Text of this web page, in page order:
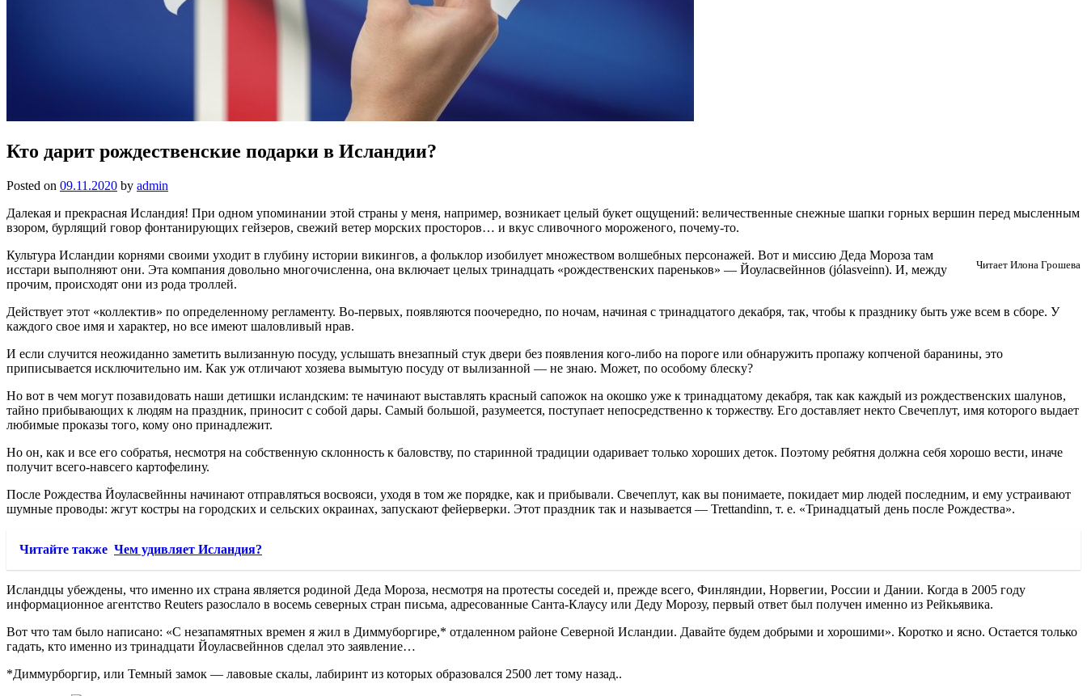
Кто дарит рождественские подарки в Исландии?
Posted on 09.11.2020 by admin
Далекая и прекрасная Исландия! При одном упоминании этой страны у меня, например, возникает целый букет ощущений: величественные снежные шапки горных вершин перед мысленным
взором, бурлящий говор фонтанирующих гейзеров, свежий ветер морских просторов… и вкус сливочного мороженого, почему-то.
Читает Илона Грошева
Культура Исландии корнями своими уходит в глубину истории викингов, а фольклор изобилует множеством волшебных персонажей. Вот и миссию Деда Мороза там
исстари выполняют они. Эта компания довольно многочисленна, она включает целых тринадцать «рождественских пареньков» — Йоуласвейннов (jólasveinn). И, между
прочим, происходят они из рода троллей.
Действует этот «коллектив» по определенному регламенту. Во-первых, появляются поочередно, по ночам, начиная с тринадцатого декабря, так, чтобы к празднику быть уже всем в сборе. У
каждого свое имя и характер, но все имеют шаловливый нрав.
И если случится неожиданно заметить вылизанную посуду, услышать внезапный стук двери без появления кого-либо на пороге или обнаружить пропажу копченой баранины, это
приписывается исключительно им. Как уж отличают хозяева вымытую посуду от вылизанной — не знаю. Может, по особому блеску?
Но вот в чем могут позавидовать наши детишки исландским: те начинают выставлять красный сапожок на окошко уже к тринадцатому декабря, так как каждый из рождественских шалунов,
тайно прибывающих к людям на праздник, приносит с собой дары. Самый большой, разумеется, поступает непосредственно к торжеству. Его доставляет некто Свечеплут, имя которого выдает
любимые проказы того, кому оно принадлежит.
Но он, как и все его собратья, несмотря на собственную склонность к баловству, по старинной традиции одаривает только хороших деток. Поэтому ребятня должна себя хорошо вести, иначе
получит всего-навсего картофелину.
После Рождества Йоуласвейнны начинают отправляться восвояси, уходя в том же порядке, как и прибывали. Свечеплут, как вы понимаете, покидает мир людей последним, и ему устраивают
шумные проводы: жгут костры на городских и сельских окраинах, запускают фейерверки. Этот праздник так и называется — Trettandinn, т. е. «Тринадцатый день после Рождества».
Читайте также Чем удивляет Исландия?
Исландцы убеждены, что именно их страна является родиной Деда Мороза, несмотря на протесты соседей и, прежде всего, Финляндии, Норвегии, России и Дании. Когда в 2005 году
информационное агентство Reuters разослало в восемь северных стран письма, адресованные Санта-Клаусу или Деду Морозу, первый ответ был получен именно из Рейкьявика.
Вот что там было написано: «С незапамятных времен я жил в Диммуборгире,* отдаленном районе Северной Исландии. Давайте будем добрыми и хорошими». Коротко и ясно. Остается только
гадать, кто именно из тринадцати Йоуласвейннов сделал это заявление…
*Диммурборгир, или Темный замок — лавовые скалы, лабиринт из которых образовался 2500 лет тому назад..